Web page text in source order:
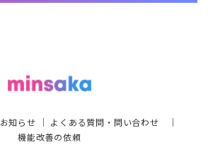
お知らせ ｜ よくある質問・問い合わせ ｜
機能改善の依頼